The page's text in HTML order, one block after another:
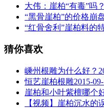
大伟：崖柏“有毒”吗
“黑骨崖柏”的价格崩
“红骨舍利”崖柏料的
猜你喜欢
嵊州根雕为什么好？
恒艺崖柏根雕2015-
崖柏和小叶紫檀哪个
【视频】崖柏沉水的